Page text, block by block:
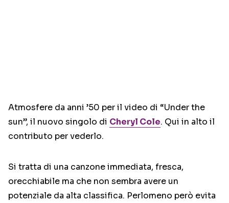
Atmosfere da anni ’50 per il video di “Under the
sun”, il nuovo singolo di Cheryl Cole. Qui in alto il
contributo per vederlo.
Si tratta di una canzone immediata, fresca,
orecchiabile ma che non sembra avere un
potenziale da alta classifica. Perlomeno però evita